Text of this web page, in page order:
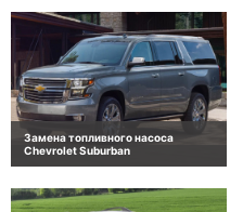
Замена топливного насоса
Chevrolet Suburban